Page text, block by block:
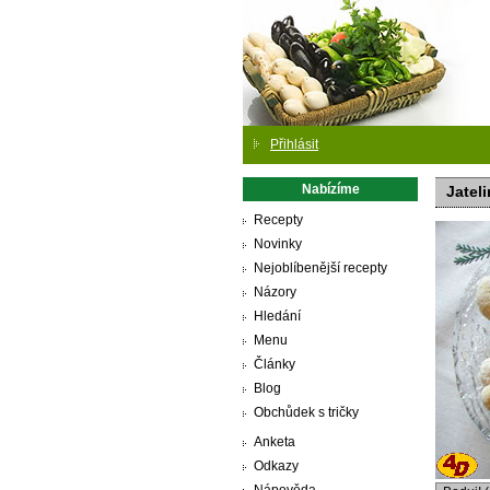
Přihlásit
Nabízíme
Recepty
Novinky
Nejoblíbenější recepty
Názory
Hledání
Menu
Články
Blog
Obchůdek s tričky
Anketa
Odkazy